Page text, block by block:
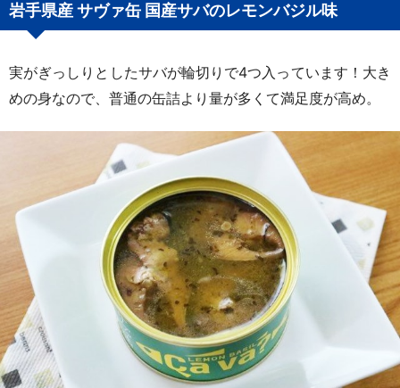
岩手県産 サヴァ缶 国産サバのレモンバジル味
実がぎっしりとしたサバが輪切りで4つ入っています！大き
めの身なので、普通の缶詰より量が多くて満足度が高め。